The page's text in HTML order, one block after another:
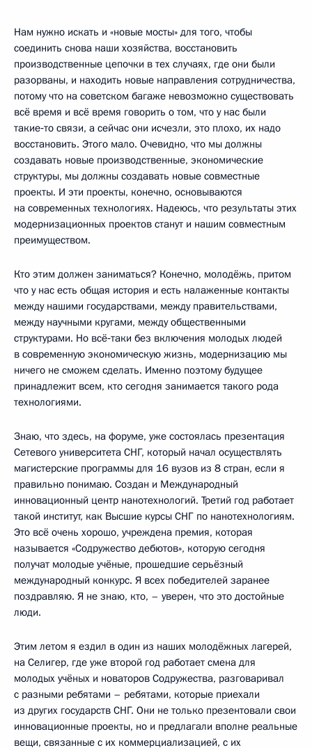
Нам нужно искать и «новые мосты» для того, чтобы
соединить снова наши хозяйства, восстановить
производственные цепочки в тех случаях, где они были
разорваны, и находить новые направления сотрудничества,
потому что на советском багаже невозможно существовать
всё время и всё время говорить о том, что у нас были
такие‑то связи, а сейчас они исчезли, это плохо, их надо
восстановить. Этого мало. Очевидно, что мы должны
создавать новые производственные, экономические
структуры, мы должны создавать новые совместные
проекты. И эти проекты, конечно, основываются
на современных технологиях. Надеюсь, что результаты этих
модернизационных проектов станут и нашим совместным
преимуществом.
Кто этим должен заниматься? Конечно, молодёжь, притом
что у нас есть общая история и есть налаженные контакты
между нашими государствами, между правительствами,
между научными кругами, между общественными
структурами. Но всё‑таки без включения молодых людей
в современную экономическую жизнь, модернизацию мы
ничего не сможем сделать. Именно поэтому будущее
принадлежит всем, кто сегодня занимается такого рода
технологиями.
Знаю, что здесь, на форуме, уже состоялась презентация
Сетевого университета СНГ, который начал осуществлять
магистерские программы для 16 вузов из 8 стран, если я
правильно понимаю. Создан и Международный
инновационный центр нанотехнологий. Третий год работает
такой институт, как Высшие курсы СНГ по нанотехнологиям.
Это всё очень хорошо, учреждена премия, которая
называется «Содружество дебютов», которую сегодня
получат молодые учёные, прошедшие серьёзный
международный конкурс. Я всех победителей заранее
поздравляю. Я не знаю, кто, – уверен, что это достойные
люди.
Этим летом я ездил в один из наших молодёжных лагерей,
на Селигер, где уже второй год работает смена для
молодых учёных и новаторов Содружества, разговаривал
с разными ребятами – ребятами, которые приехали
из других государств СНГ. Они не только презентовали свои
инновационные проекты, но и предлагали вполне реальные
вещи, связанные с их коммерциализацией, с их